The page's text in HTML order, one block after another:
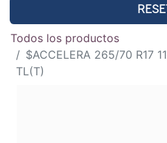
Todos los productos
$ACCELERA 265/70 R17
TL(T)